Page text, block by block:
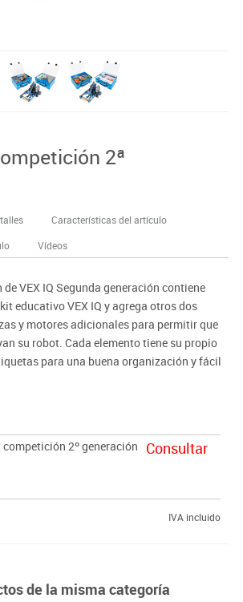
2ª
Características del artículo
Vídeos
VEX IQ Segunda generación contiene
educativo VEX IQ y agrega otros dos
y motores adicionales para permitir que
su robot. Cada elemento tiene su propio
para una buena organización y fácil
Basado en piezas de plástico
específicamente para construir robots. Se
a las manos más pequeñas.
competición 2º generación Consultar
IVA incluido
de la misma categoría